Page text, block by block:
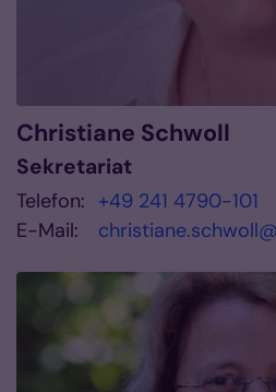
Christiane Schwoll
Sekretariat
Telefon: +49 241 4790-101
E-Mail: